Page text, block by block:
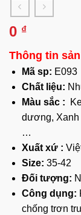
0 ₫
Thông tin
Mã sp: E093
Chất liệu:
Màu sắc :
dương, Xanh
…
Xuất xứ :
Size: 35-42
Đối tượng:
Công dụng:
chống trơn